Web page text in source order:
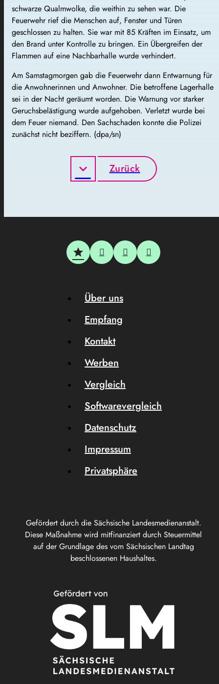
schwarze Qualmwolke, die weithin zu sehen war. Die
Feuerwehr rief die Menschen auf, Fenster und Türen
geschlossen zu halten. Sie war mit 85 Kräften im Einsatz, um
den Brand unter Kontrolle zu bringen. Ein Übergreifen der
Flammen auf eine Nachbarhalle wurde verhindert.
Am Samstagmorgen gab die Feuerwehr dann Entwarnung für
die Anwohnerinnen und Anwohner. Die betroffene Lagerhalle
sei in der Nacht geräumt worden. Die Warnung vor starker
Geruchsbelästigung wurde aufgehoben. Verletzt wurde bei
dem Feuer niemand. Den Sachschaden konnte die Polizei
zunächst nicht beziffern. (dpa/sn)
Zurück
Gefördert durch die Sächsische Landesmedienanstalt.
Diese Maßnahme wird mitfinanziert durch Steuermittel
auf der Grundlage des vom Sächsischen Landtag
beschlossenen Haushaltes.
Über uns
Empfang
Kontakt
Werben
Vergleich
Softwarevergleich
Datenschutz
Impressum
Privatsphäre